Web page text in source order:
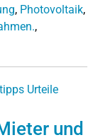
, Photovoltaik,
,
Urteile
und